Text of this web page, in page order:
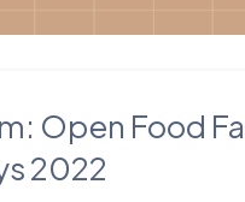
Open Food
2022